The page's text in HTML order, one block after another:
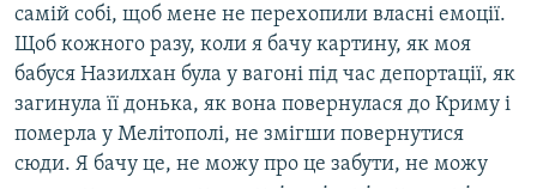
самій собі, щоб мене не перехопили власні емоції.
Щоб кожного разу, коли я бачу картину, як моя
бабуся Назилхан була у вагоні під час депортації, як
загинула її донька, як вона повернулася до Криму і
померла у Мелітополі, не змігши повернутися
сюди. Я бачу це, не можу про це забути, не можу